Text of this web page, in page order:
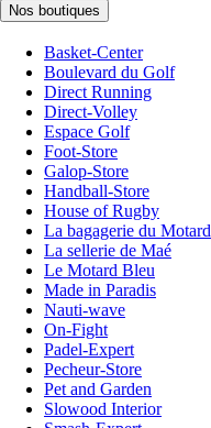
Nos boutiques
Basket-Center
Boulevard du Golf
Direct Running
Direct-Volley
Espace Golf
Foot-Store
Galop-Store
Handball-Store
House of Rugby
La bagagerie du Motard
La sellerie de Maé
Le Motard Bleu
Made in Paradis
Nauti-wave
On-Fight
Padel-Expert
Pecheur-Store
Pet and Garden
Slowood Interior